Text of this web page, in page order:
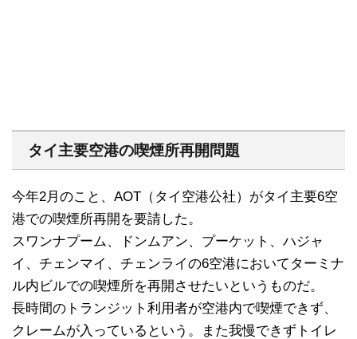
タイ主要空港の喫煙所再開問題
今年2月のこと、AOT（タイ空港公社）がタイ主要6空
港での喫煙所再開を要請した。
スワンナプーム、ドンムアン、プーケット、ハジャ
イ、チェンマイ、チェンライの6空港においてターミナ
ル内ビルでの喫煙所を再開させたいというものだ。
長時間のトランジット利用者が空港内で喫煙できず、
クレームが入っているという。また我慢できずトイレ